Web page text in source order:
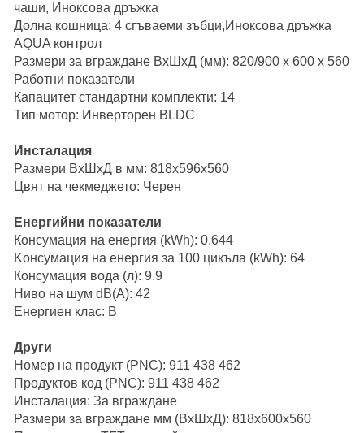
чаши, Иноксова дръжка
Долна кошница: 4 сгъваеми зъбци,Иноксова дръжка
AQUA контрол
Размери за вграждане ВxШxД (мм): 820/900 x 600 x 560
Работни показатели
Капацитет стандартни комплекти: 14
Тип мотор: Инверторен BLDC
Инсталация
Размери ВxШxД в мм: 818x596x560
Цвят на чекмеджето: Черен
Енергийни показатели
Консумация на енергия (kWh): 0.644
Kонсумация на енергия за 100 цикъла (kWh): 64
Консумация вода (л): 9.9
Ниво на шум dB(A): 42
Енергиен клас: B
Други
Номер на продукт (PNC): 911 438 462
Продуктов код (PNC): 911 438 462
Инсталация: За вграждане
Размери за вграждане мм (ВхШхД): 818x600x560